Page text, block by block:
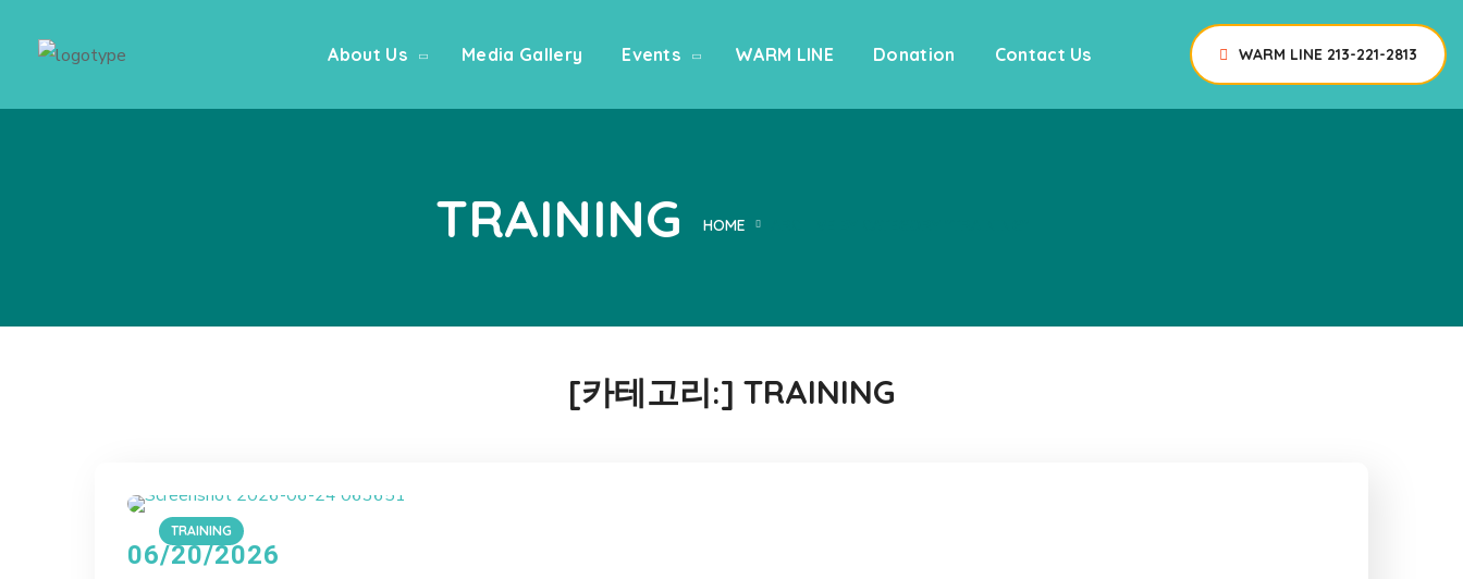
About Us Media Gallery Events WARM LINE Donation Contact Us WARM LINE 213-221-2813
TRAINING HOME
[카테고리:] TRAINING
TRAINING
06/20/2026